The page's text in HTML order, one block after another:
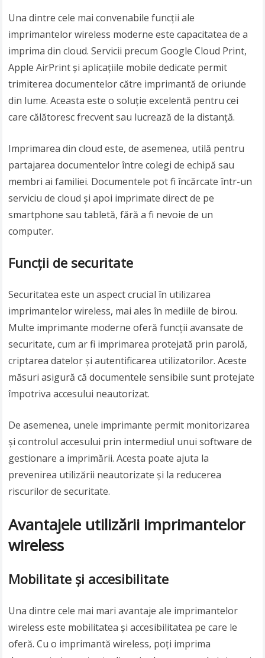
Una dintre cele mai convenabile funcții ale
imprimantelor wireless moderne este capacitatea de a
imprima din cloud. Servicii precum Google Cloud Print,
Apple AirPrint și aplicațiile mobile dedicate permit
trimiterea documentelor către imprimantă de oriunde
din lume. Aceasta este o soluție excelentă pentru cei
care călătoresc frecvent sau lucrează de la distanță.
Imprimarea din cloud este, de asemenea, utilă pentru
partajarea documentelor între colegi de echipă sau
membri ai familiei. Documentele pot fi încărcate într-un
serviciu de cloud și apoi imprimate direct de pe
smartphone sau tabletă, fără a fi nevoie de un
computer.
Funcții de securitate
Securitatea este un aspect crucial în utilizarea
imprimantelor wireless, mai ales în mediile de birou.
Multe imprimante moderne oferă funcții avansate de
securitate, cum ar fi imprimarea protejată prin parolă,
criptarea datelor și autentificarea utilizatorilor. Aceste
măsuri asigură că documentele sensibile sunt protejate
împotriva accesului neautorizat.
De asemenea, unele imprimante permit monitorizarea
și controlul accesului prin intermediul unui software de
gestionare a imprimării. Acesta poate ajuta la
prevenirea utilizării neautorizate și la reducerea
riscurilor de securitate.
Avantajele utilizării imprimantelor
wireless
Mobilitate și accesibilitate
Una dintre cele mai mari avantaje ale imprimantelor
wireless este mobilitatea și accesibilitatea pe care le
oferă. Cu o imprimantă wireless, poți imprima